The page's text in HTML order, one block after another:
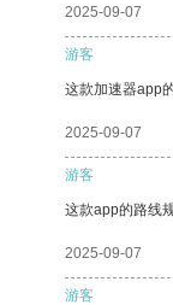
2025-09-07
游客
这款加速器app
2025-09-07
游客
这款app的路线
2025-09-07
游客